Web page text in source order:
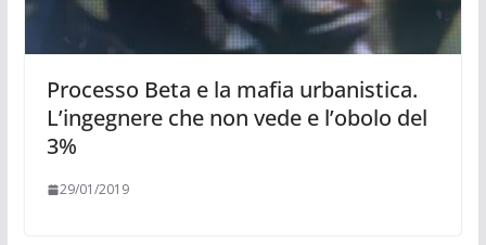
Processo Beta e la mafia urbanistica.
L’ingegnere che non vede e l’obolo del
3%
29/01/2019